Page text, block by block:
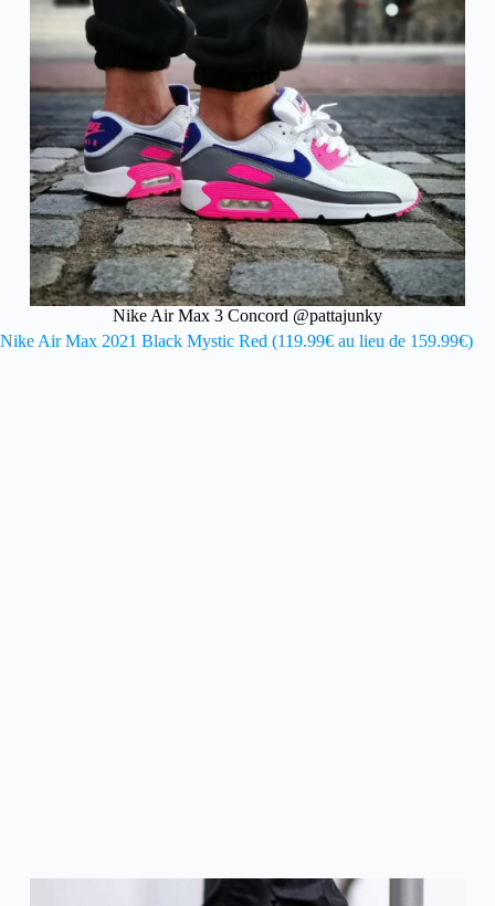
Nike Air Max 3 Concord @pattajunky
Nike Air Max 2021 Black Mystic Red (119.99€ au lieu de 159.99€)